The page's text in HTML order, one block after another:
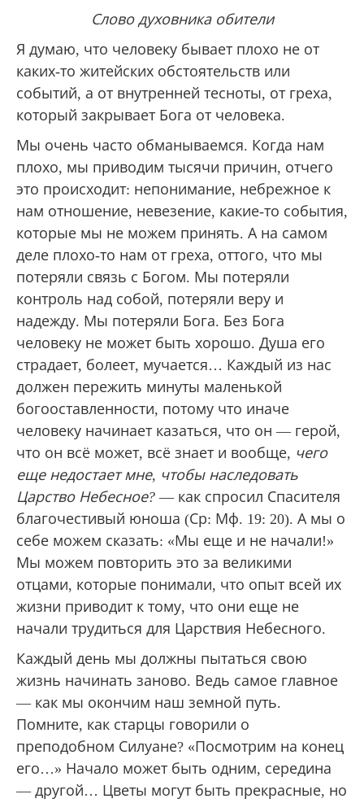
Слово духовника обители
Я думаю, что человеку бывает плохо не от
каких-то житейских обстоятельств или
событий, а от внутренней тесноты, от греха,
который закрывает Бога от человека.
Мы очень часто обманываемся. Когда нам
плохо, мы приводим тысячи причин, отчего
это происходит: непонимание, небрежное к
нам отношение, невезение, какие-то события,
которые мы не можем принять. А на самом
деле плохо-то нам от греха, оттого, что мы
потеряли связь с Богом. Мы потеряли
контроль над собой, потеряли веру и
надежду. Мы потеряли Бога. Без Бога
человеку не может быть хорошо. Душа его
страдает, болеет, мучается… Каждый из нас
должен пережить минуты маленькой
богооставленности, потому что иначе
человеку начинает казаться, что он — герой,
что он всё может, всё знает и вообще, чего
еще недостает мне, чтобы наследовать
Царство Небесное? — как спросил Спасителя
благочестивый юноша (Ср: Мф. 19: 20). А мы о
себе можем сказать: «Мы еще и не начали!»
Мы можем повторить это за великими
отцами, которые понимали, что опыт всей их
жизни приводит к тому, что они еще не
начали трудиться для Царствия Небесного.
Каждый день мы должны пытаться свою
жизнь начинать заново. Ведь самое главное
— как мы окончим наш земной путь.
Помните, как старцы говорили о
преподобном Силуане? «Посмотрим на конец
его…» Начало может быть одним, середина
— другой… Цветы могут быть прекрасные, но